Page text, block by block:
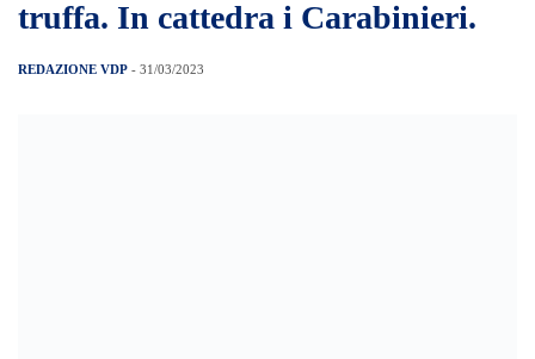
truffa. In cattedra i Carabinieri.
REDAZIONE VDP - 31/03/2023